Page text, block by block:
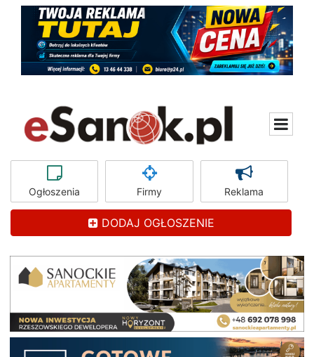
Ogłoszenia Firmy Reklama
DODAJ OGŁOSZENIE